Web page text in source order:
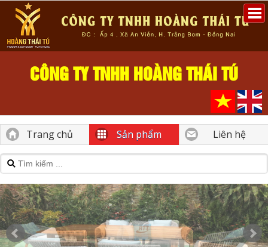
CÔNG TY TNHH HOÀNG THÁI TÚ
Trang chủ Sản phẩm Liên hệ